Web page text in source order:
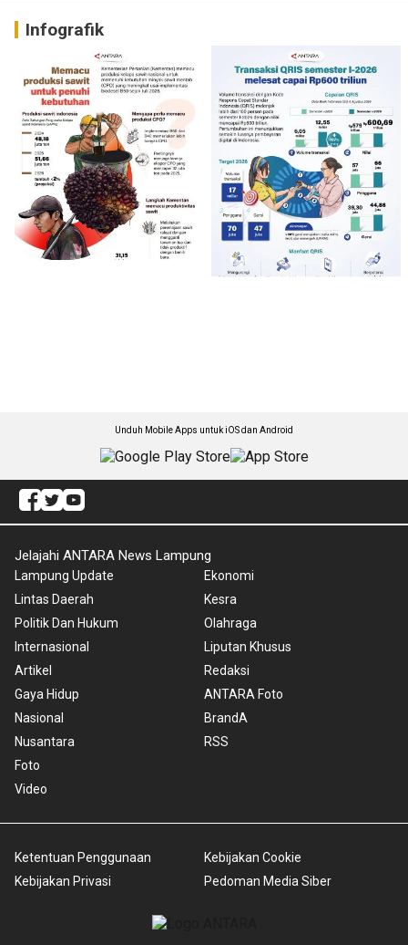
Infografik
Unduh Mobile Apps untuk iOS dan Android
Jelajahi ANTARA News Lampung
Lampung Update
Lintas Daerah
Politik Dan Hukum
Internasional
Artikel
Gaya Hidup
Nasional
Nusantara
Foto
Video
Ekonomi
Kesra
Olahraga
Liputan Khusus
Redaksi
ANTARA Foto
BrandA
RSS
Ketentuan Penggunaan
Kebijakan Privasi
Kebijakan Cookie
Pedoman Media Siber